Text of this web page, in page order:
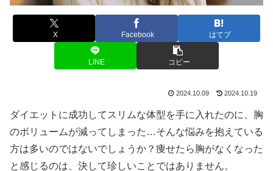
X Facebook はてブ
LINE コピー
2024.10.09 2024.10.19
ダイエットに成功してスリムな体型を手に入れたのに、胸
のボリュームが減ってしまった…そんな悩みを抱えている
方は多いのではないでしょうか？痩せたら胸がなくなった
と感じるのは、決して珍しいことではありません。